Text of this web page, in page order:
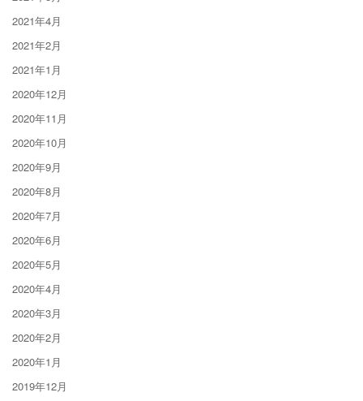
2021年4月
2021年2月
2021年1月
2020年12月
2020年11月
2020年10月
2020年9月
2020年8月
2020年7月
2020年6月
2020年5月
2020年4月
2020年3月
2020年2月
2020年1月
2019年12月